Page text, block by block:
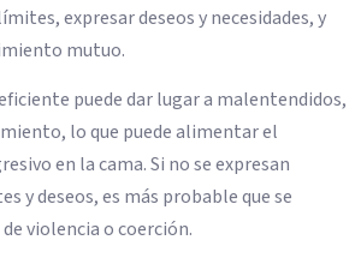
expresar deseos y necesidades, y
mutuo.
puede dar lugar a malentendidos,
lo que puede alimentar el
en la cama. Si no se expresan
y deseos, es más probable que se
violencia o coerción.